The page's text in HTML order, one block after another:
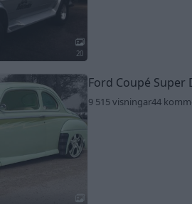
20
Ford Coupé Super
9 515 visningar44